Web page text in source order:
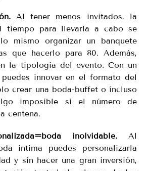
Al tener menos invitados, la
tiempo para llevarla a cabo se
mismo organizar un banquete
que hacerlo para 80. Además,
la tipología del evento. Con un
innovar en el formato del
crear una boda-buffet o íncluso
imposible si el número de
centena.
inolvidable.Al
íntima puedes personalizarla
y sin hacer una gran inversión,